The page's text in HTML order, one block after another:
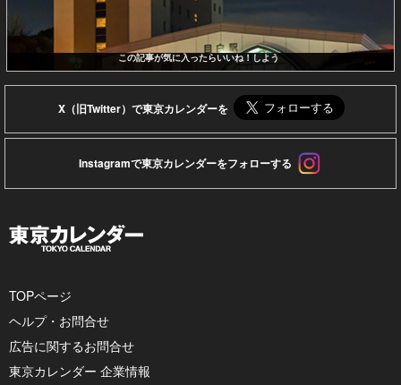
この記事が気に入ったらいいね！しよう
X（旧Twitter）で東京カレンダーを
Instagramで東京カレンダーをフォローする
TOPページ
ヘルプ・お問合せ
広告に関するお問合せ
東京カレンダー 企業情報